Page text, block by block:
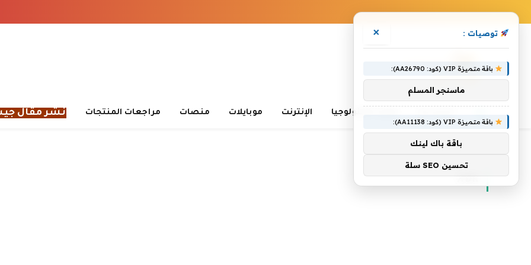
تعلم التكنولوجيا الإنترنت موبايلات منصات مراجعات المنتجات نشر مقال
»
XDR
XDR
توصيات : ×
باقة متميزة VIP (كود: AA26790):
ماسنجر المسلم
باقة متميزة VIP (كود: AA11138):
باقة باك لينك
تحسين SEO سلة